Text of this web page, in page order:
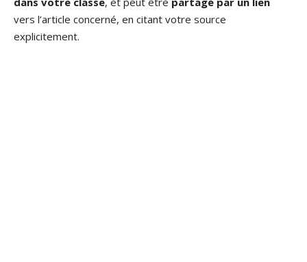
vers l’article concerné, en citant votre source
explicitement.